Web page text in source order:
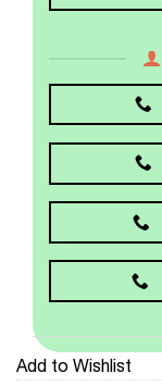
Add to Wishlist